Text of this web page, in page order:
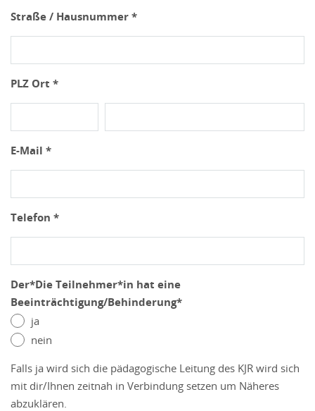
Straße / Hausnummer *
PLZ Ort *
E-Mail *
Telefon *
Der*Die Teilnehmer*in hat eine
Beeinträchtigung/Behinderung*
ja
nein
Falls ja wird sich die pädagogische Leitung des KJR wird sich
mit dir/Ihnen zeitnah in Verbindung setzen um Näheres
abzuklären.